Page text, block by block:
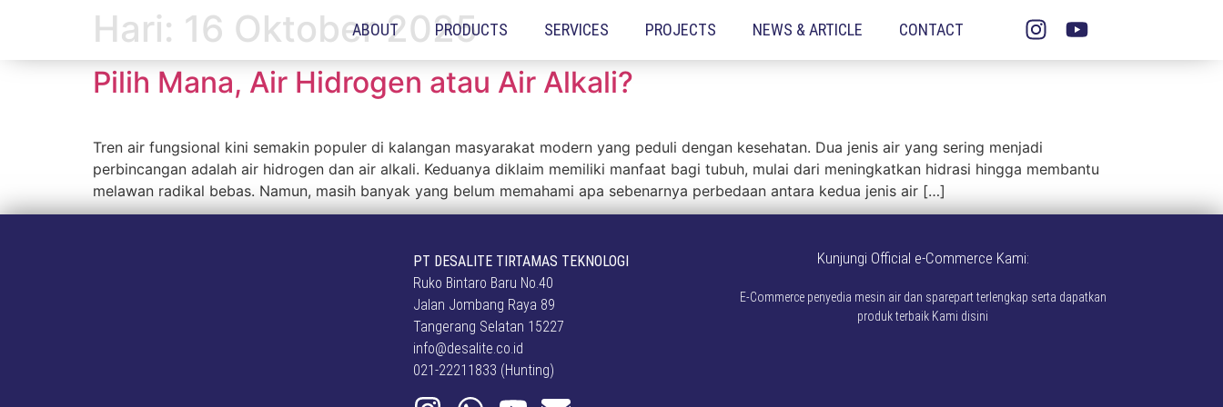
ABOUT PRODUCTS SERVICES PROJECTS NEWS & ARTICLE CONTACT
Hari: 16 Oktober 2025
Pilih Mana, Air Hidrogen atau Air Alkali?
Tren air fungsional kini semakin populer di kalangan masyarakat modern yang peduli dengan kesehatan. Dua jenis air yang sering menjadi
perbincangan adalah air hidrogen dan air alkali. Keduanya diklaim memiliki manfaat bagi tubuh, mulai dari meningkatkan hidrasi hingga membantu
melawan radikal bebas. Namun, masih banyak yang belum memahami apa sebenarnya perbedaan antara kedua jenis air […]
PT DESALITE TIRTAMAS TEKNOLOGI
Ruko Bintaro Baru No.40
Jalan Jombang Raya 89
Tangerang Selatan 15227
info@desalite.co.id
021-22211833 (Hunting)
Kunjungi Official e-Commerce Kami:
E-Commerce penyedia mesin air dan sparepart terlengkap serta dapatkan
produk terbaik Kami disini